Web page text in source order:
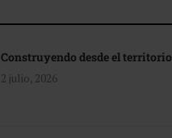
Construyendo desde el territorio
2 julio, 2026